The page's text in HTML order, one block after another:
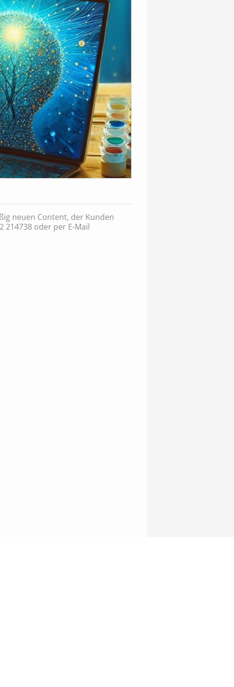
neuen Content, der Kunden
214738 oder per E-Mail